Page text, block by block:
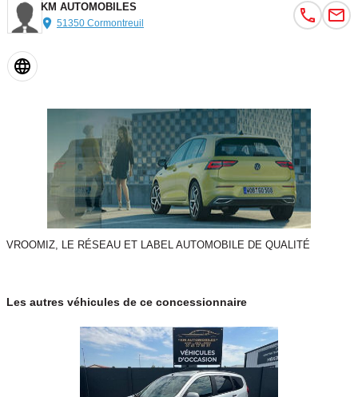
KM AUTOMOBILES
51350 Cormontreuil
VROOMIZ, LE RÉSEAU ET LABEL AUTOMOBILE DE QUALITÉ
Les autres véhicules de ce concessionnaire